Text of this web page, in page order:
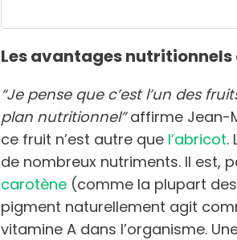
Les avantages nutritionnels
“Je pense que c’est l’un des
plan nutritionnel”affirme Jean-
ce fruit n’est autre que l’abricot.
de nombreux nutriments. Il est,
carotène (comme la plupart
pigment naturellement agit
vitamine A dans l’organisme.